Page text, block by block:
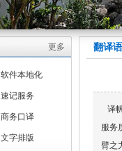
翻译
译
服务
臂之
更多
软件本地化
速记服务
商务口译
文字排版